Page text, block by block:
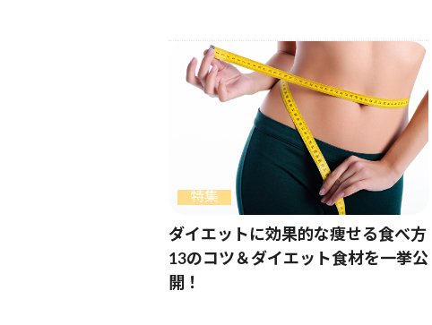
特集
ダイエットに効果的な痩せる食べ方
13のコツ＆ダイエット食材を一挙公
開！